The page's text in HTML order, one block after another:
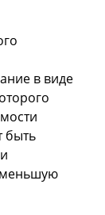
в виде
быть
меньшую